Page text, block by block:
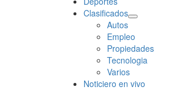
Clasificados
Autos
Empleo
Propiedades
Tecnologia
Varios
Noticiero en vivo